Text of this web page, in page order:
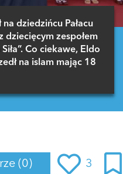
dziedzińcu Pałacu
dziecięcym zespołem
Co ciekawe, Eldo
na islam mając 18
(0) 3